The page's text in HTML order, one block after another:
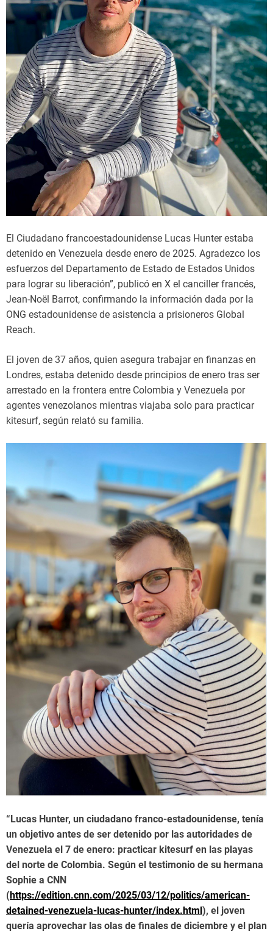
El Ciudadano francoestadounidense Lucas Hunter estaba
detenido en Venezuela desde enero de 2025. Agradezco los
esfuerzos del Departamento de Estado de Estados Unidos
para lograr su liberación”, publicó en X el canciller francés,
Jean-Noël Barrot, confirmando la información dada por la
ONG estadounidense de asistencia a prisioneros Global
Reach.
El joven de 37 años, quien asegura trabajar en finanzas en
Londres, estaba detenido desde principios de enero tras ser
arrestado en la frontera entre Colombia y Venezuela por
agentes venezolanos mientras viajaba solo para practicar
kitesurf, según relató su familia.
“Lucas Hunter, un ciudadano franco-estadounidense, tenía
un objetivo antes de ser detenido por las autoridades de
Venezuela el 7 de enero: practicar kitesurf en las playas
del norte de Colombia. Según el testimonio de su hermana
Sophie a CNN
(https://edition.cnn.com/2025/03/12/politics/american-
detained-venezuela-lucas-hunter/index.html), el joven
quería aprovechar las olas de finales de diciembre y el plan